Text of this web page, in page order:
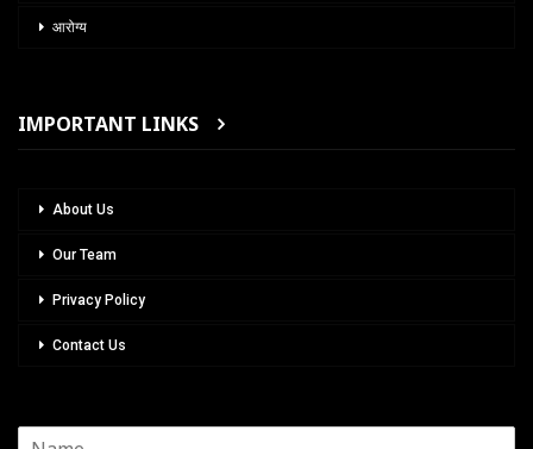
आरोग्य
IMPORTANT LINKS
About Us
Our Team
Privacy Policy
Contact Us